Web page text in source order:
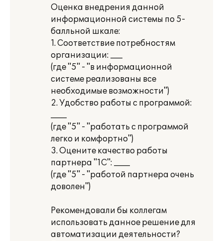
Оценка внедрения данной
информационной системы по 5-
балльной шкале:
1. Соответствие потребностям
организации: ___
(где "5" - "в информационной
системе реализованы все
необходимые возможности")
2. Удобство работы с программой:
____
(где "5" - "работать с программой
легко и комфортно")
3. Оцените качество работы
партнера "1С": ____
(где "5" - "работой партнера очень
доволен")
Рекомендовали бы коллегам
использовать данное решение для
автоматизации деятельности?